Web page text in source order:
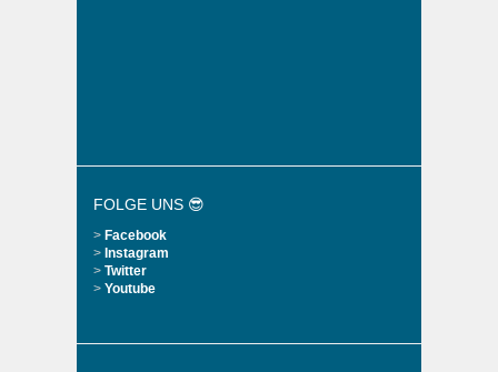
FOLGE UNS 😎
> Facebook
> Instagram
> Twitter
> Youtube